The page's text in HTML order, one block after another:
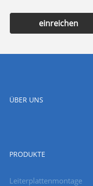
einreichen
ÜBER UNS
PRODUKTE
Leiterplattenmontage